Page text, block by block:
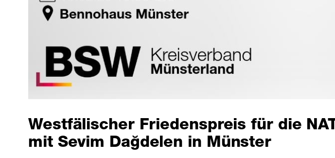
Westfälischer Friedenspreis für die
mit Sevim Dağdelen in Münster